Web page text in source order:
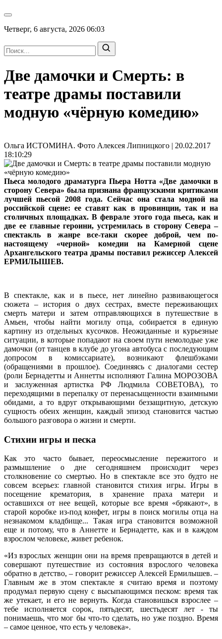
Четверг, 6 августа, 2026 06:03
Две дамочки и Смерть: в
театре драмы поставили
модную «чёрную комедию»
Ольга ИСТОМИНА. Фото Алексея Липницкого | 20.02.2017
18:10:29
Пьеса молодого драматурга Пьера Нотта «Две дамочки в
сторону Cевера» была признана французскими критиками
лучшей пьесой 2008 года. Сейчас она стала модной на
российской сцене: ее ставят как в провинции, так и на
столичных площадках. В феврале этого года пьеса, как и
две ее главные героини, устремилась в сторону Севера –
спектакль в жанре все-таки скорее доброй, чем по-
настоящему «черной» комедии на Камерной сцене
Архангельского театра драмы поставил режиссер Алексей
ЕРМИЛЫШЕВ.
В спектакле, как и в пьесе, нет линейно развивающегося
сюжета – история о двух сестрах, вместе переживающих
смерть матери и затем отправляющихся в путешествие в
Амьен, чтобы найти могилу отца, собирается в единую
картину из отдельных кусочков. Неожиданные и курьезные
ситуации, в которые попадают на своем пути немолодые уже
дамочки (от танцев в клубе до угона автобуса с последующим
допросом в комиссариате), возникают флешбэками
(обращениями в прошлое). Соединяясь с диалогами сестер
(роли Бернадетты и Аннетты исполняют Галина МОРОЗОВА
и заслуженная артистка РФ Людмила СОВЕТОВА), то
переходящими в перепалку от перенасыщенности взаимными
обидами, а то вдруг открывающими беззащитную, детскую
сущность обеих женщин, каждый эпизод становится частью
большого разговора о жизни и смерти.
Стихии игры и песка
Как это часто бывает, переосмысление пережитого и
размышление о дне сегодняшнем происходит через
столкновение со смертью. Но в спектакле все это будто не
совсем всерьез: главной становится стихия игры. Игры в
посещение крематория, в хранение праха матери и
оставшихся от нее вещей, которые все время «брякают», в
старой коробке из-под конфет, игры в поиск могилы отца на
незнакомом кладбище... Такая игра становится возможной
еще и потому, что в Аннетте и Бернадетте, как и в каждом
взрослом человеке, живет ребенок.
«Из взрослых женщин они на время превращаются в детей и
совершают путешествие из состояния взрослого человека
обратно в детство, – говорит режиссер Алексей Ермилышев. –
Главным же в этом спектакле я считаю время и поэтому
продумал первую сцену с высыпающимся песком: время так
же утекает, и его не вернуть. Когда становишься взрослее –
тебе исполняется сорок, пятьдесят, шестьдесят лет - ты
понимаешь, что мог бы что-то сделать, но уже поздно. Время
– самое ценное, что есть у человека».